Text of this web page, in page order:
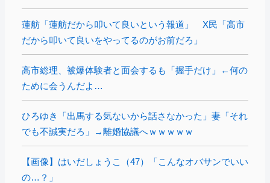
蓮舫「蓮舫だから叩いて良いという報道」 X民「高市
だから叩いて良いをやってるのがお前だろ」
高市総理、被爆体験者と面会するも「握手だけ」←何の
ために会うんだよ…
ひろゆき「出馬する気ないから話さなかった」妻「それ
でも不誠実だろ」→離婚協議へｗｗｗｗｗ
【画像】はいだしょうこ（47）「こんなオバサンでいい
の…？」